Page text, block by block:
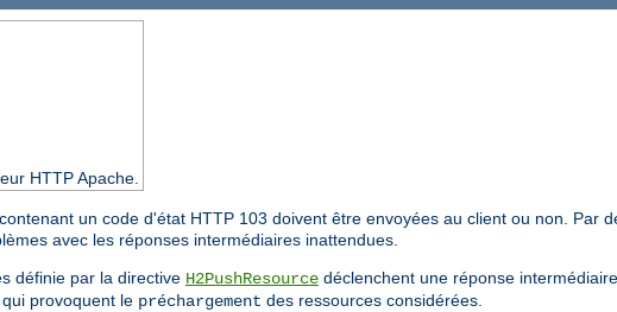
HTTP Apache.
un code d'état HTTP 103 doivent être envoyées au client ou non. Par
avec les réponses intermédiaires inattendues.
définie par la directive H2PushResource déclenchent une réponse
qui provoquent le préchargement des ressources considérées.